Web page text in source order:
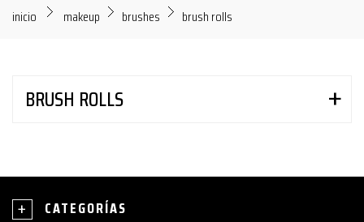
inicio makeup brushes brush rolls
BRUSH ROLLS
CATEGORÍAS